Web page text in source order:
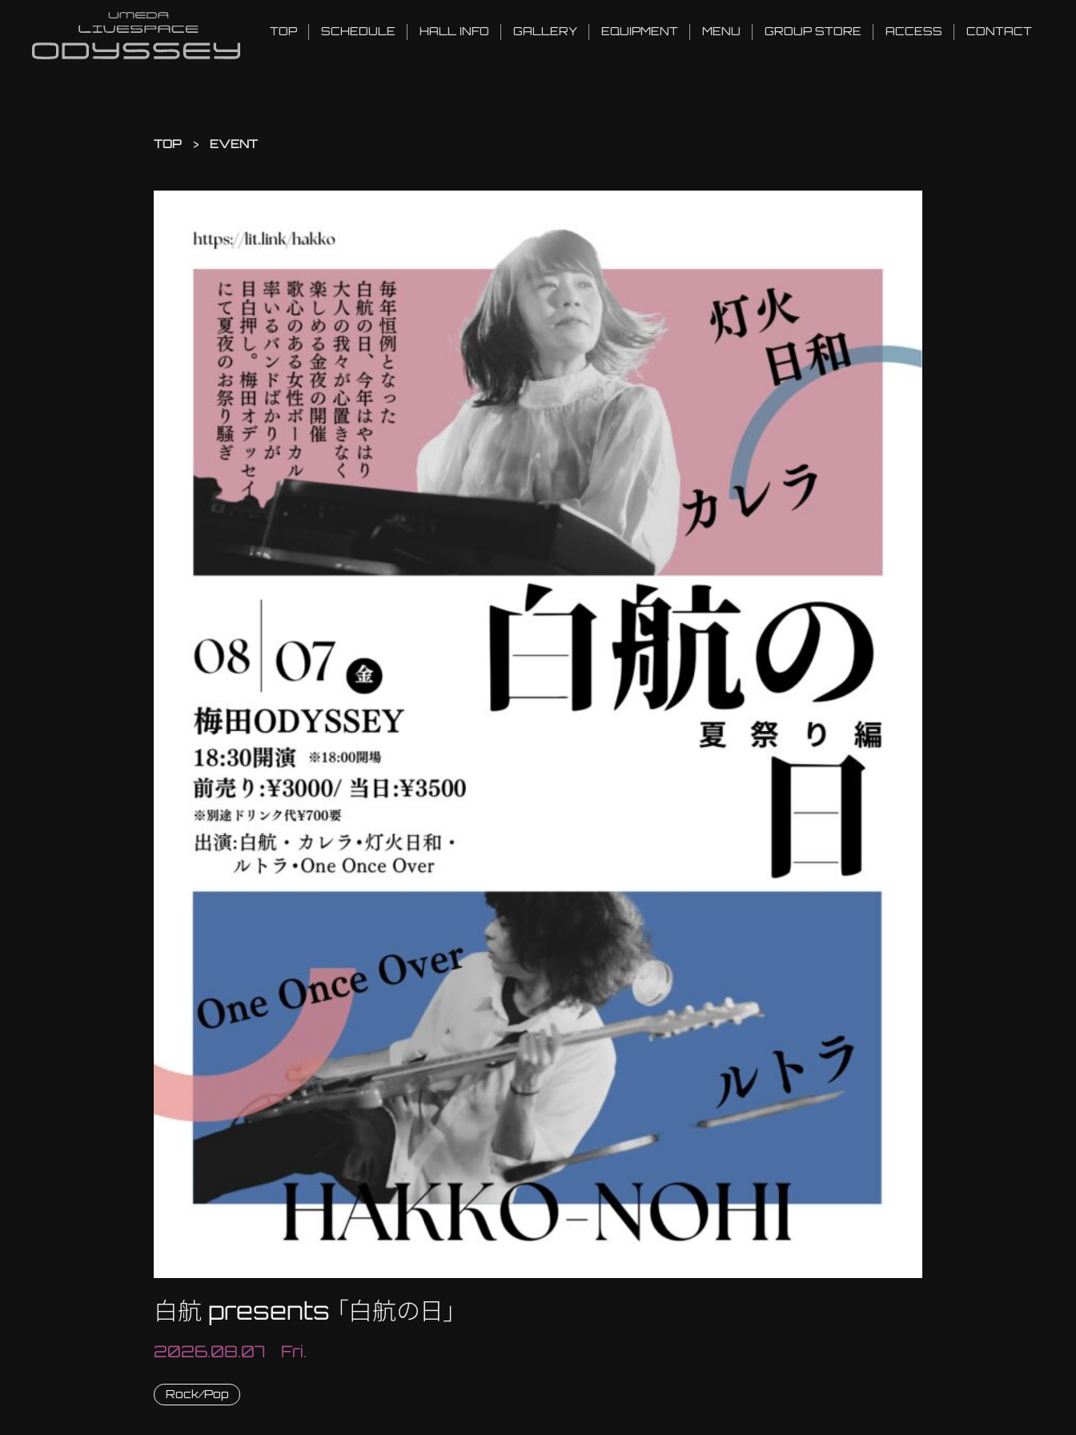
TOP SCHEDULE HALL INFO GALLERY EQUIPMENT MENU GROUP STORE ACCESS CONTACT
TOP EVENT
白航 presents 「白航の日」
2026.08.07 Fri.
Rock/Pop